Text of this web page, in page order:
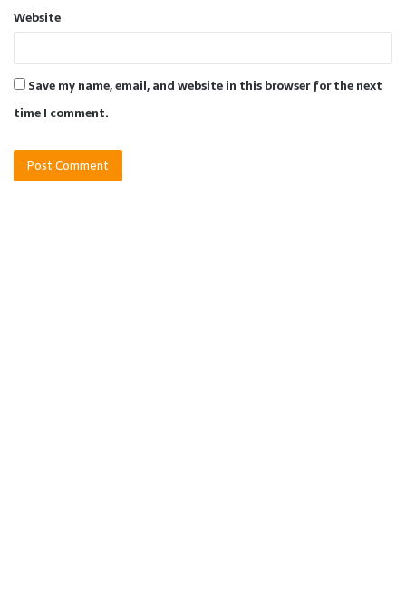
Website
Save my name, email, and website in this browser for the next
time I comment.